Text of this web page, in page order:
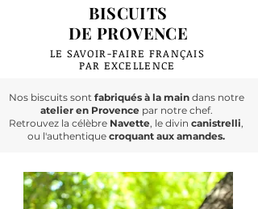
BISCUITS
DE PROVENCE
LE SAVOIR-FAIRE FRANÇAIS
PAR EXCELLENCE
Nos biscuits sont fabriqués à la maindans notre
atelier en Provencepar notre chef.
Retrouvez la célèbre Navette, le divin canistrelli,
ou l'authentique croquant aux amandes.